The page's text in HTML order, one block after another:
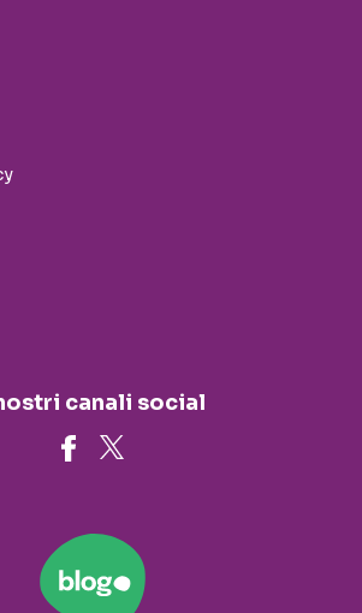
canali social